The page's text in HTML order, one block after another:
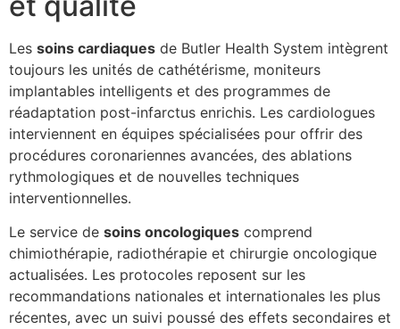
Les soins cardiaques de Butler Health System intègrent
toujours les unités de cathétérisme, moniteurs
implantables intelligents et des programmes de
réadaptation post-infarctus enrichis. Les cardiologues
interviennent en équipes spécialisées pour offrir des
procédures coronariennes avancées, des ablations
rythmologiques et de nouvelles techniques
interventionnelles.
Le service de soins oncologiques comprend
chimiothérapie, radiothérapie et chirurgie oncologique
actualisées. Les protocoles reposent sur les
recommandations nationales et internationales les plus
récentes, avec un suivi poussé des effets secondaires et